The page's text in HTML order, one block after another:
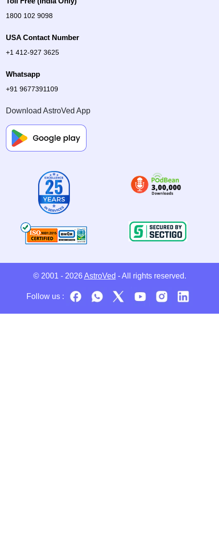
1800 102 9098
USA Contact Number
+1 412-927 3625
Whatsapp
+91 9677391109
Download AstroVed App
© 2001 - 2026 AstroVed - All rights reserved.
Follow us :